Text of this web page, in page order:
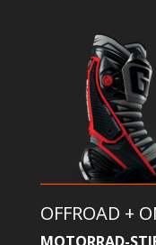
OFFROAD +